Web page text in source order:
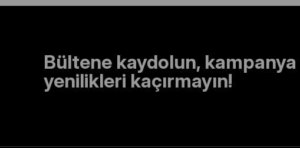
Bültene kaydolun, kampanya
yenilikleri kaçırmayın!